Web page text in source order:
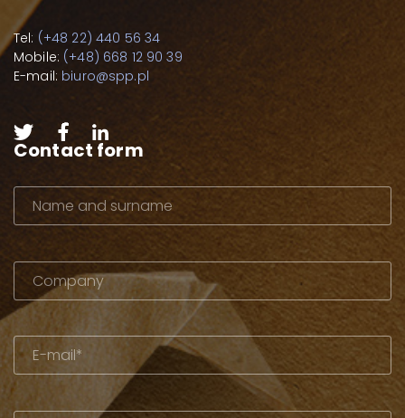
Tel: (+48 22) 440 56 34
Mobile: (+48) 668 12 90 39
E-mail: biuro@spp.pl
Contact form